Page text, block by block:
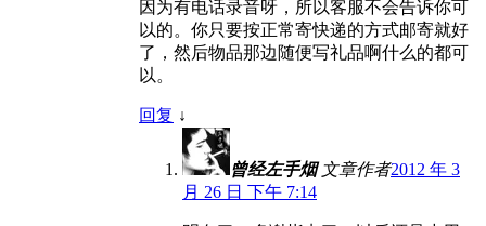
因为有电话录音呀，所以客服不会告诉你可
以的。你只要按正常寄快递的方式邮寄就好
了，然后物品那边随便写礼品啊什么的都可
以。
回复 ↓
曾经左手烟 文章作者2012 年 3
月 26 日 下午 7:14